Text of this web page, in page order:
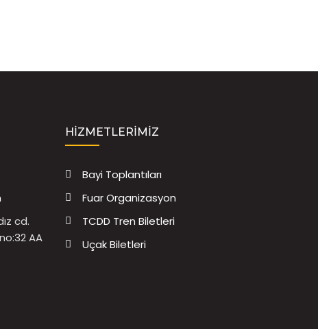
cd.
AA
HIZMETLERIMIZ
Bayi Toplantıları
Fuar Organizasyon
TCDD Tren Biletleri
Uçak Biletleri